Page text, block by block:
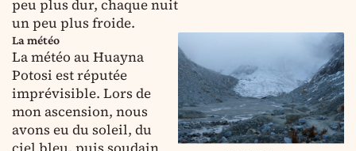
peu plus dur, chaque nuit
un peu plus froide.
La météo
La météo au Huayna
Potosi est réputée
imprévisible. Lors de
mon ascension, nous
avons eu du soleil, du